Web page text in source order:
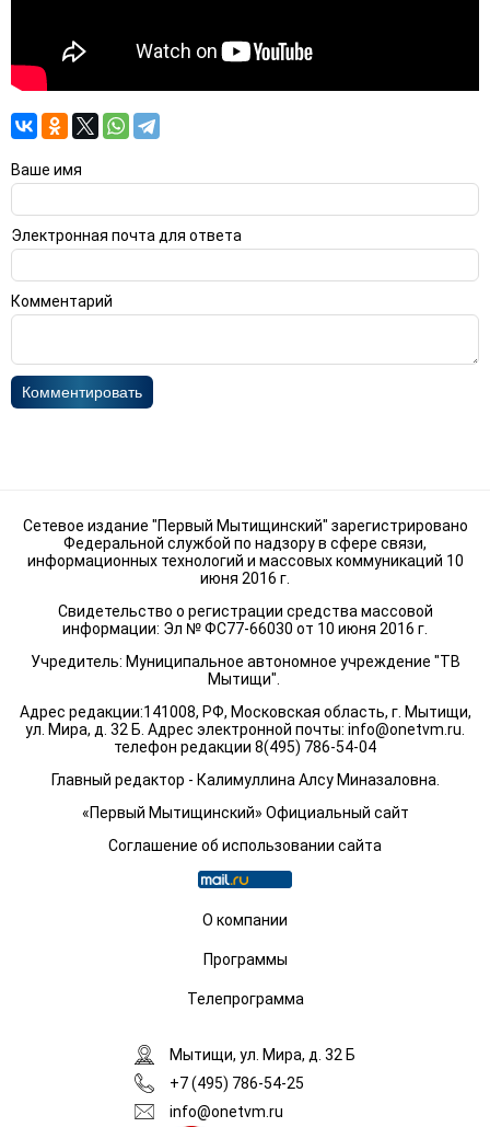
Ваше имя
Электронная почта для ответа
Комментарий
Комментировать
Сетевое издание "Первый Мытищинский" зарегистрировано
Федеральной службой по надзору в сфере связи,
информационных технологий и массовых коммуникаций 10
июня 2016 г.
Свидетельство о регистрации средства массовой
информации: Эл № ФС77-66030 от 10 июня 2016 г.
Учредитель: Муниципальное автономное учреждение "ТВ
Мытищи".
Адрес редакции:141008, РФ, Московская область, г. Мытищи,
ул. Мира, д. 32 Б. Адрес электронной почты: info@onetvm.ru
телефон редакции 8(495) 786-54-04
Главный редактор - Калимуллина Алсу Миназаловна.
«Первый Мытищинский» Официальный сайт
Соглашение об использовании сайта
О компании
Программы
Телепрограмма
Мытищи, ул. Мира, д. 32 Б
+7 (495) 786-54-25
info@onetvm.ru